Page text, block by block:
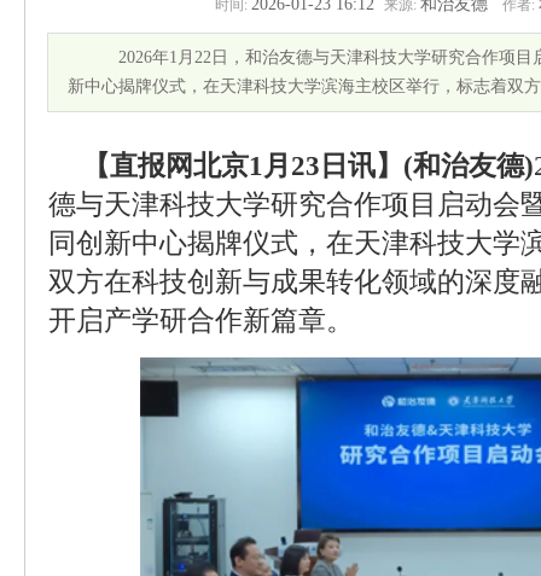
时间: 2026-01-23 16:12 来源: 和治友德 作者:
2026年1月22日，和治友德与天津科技大学研究合作项目
新中心揭牌仪式，在天津科技大学滨海主校区举行，标志着双
【直报网北京1月23日讯】(和治友德)
德与天津科技大学研究合作项目启动会
同创新中心揭牌仪式，在天津科技大学
双方在科技创新与成果转化领域的深度
开启产学研合作新篇章。